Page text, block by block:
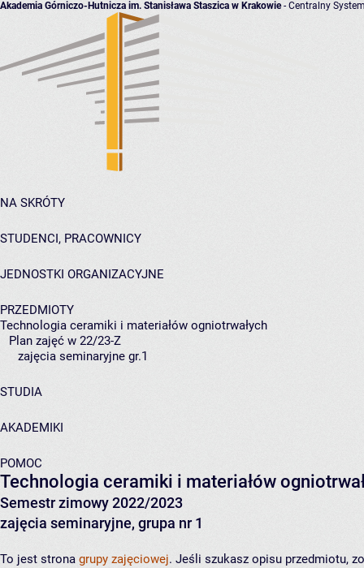
Akademia Górniczo-Hutnicza im. Stanisława Staszica w Krakowie- Centralny
NA SKRÓTY
STUDENCI, PRACOWNICY
JEDNOSTKI ORGANIZACYJNE
PRZEDMIOTY
Technologia ceramiki i materiałów ogniotrwałych
Plan zajęć w 22/23-Z
zajęcia seminaryjne gr.1
STUDIA
AKADEMIKI
POMOC
Technologia ceramiki i materiałów
Semestr zimowy 2022/2023
zajęcia seminaryjne, grupa nr 1
To jest strona grupy zajęciowej. Jeśli szukasz opisu przedmiotu,